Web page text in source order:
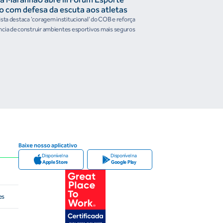
com defesa da escuta aos atletas
destaca 'coragem institucional' do COB e reforça
de construir ambientes esportivos mais seguros
Baixe nosso aplicativo
Disponível na
Apple Store
Disponível na
Google Play